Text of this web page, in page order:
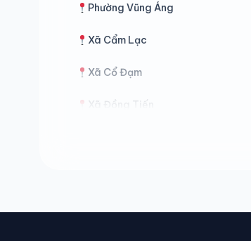
Phường Vũng Áng
Xã Cẩm Lạc
Xã Cổ Đạm
Xã Đồng Tiến